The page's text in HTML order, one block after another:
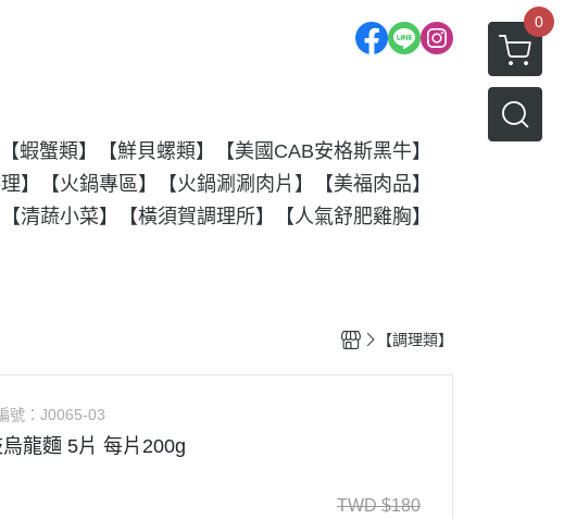
0
【蝦蟹類】 【鮮貝螺類】
【美國CAB安格斯黑牛】
】 【火鍋專區】 【火鍋涮涮肉片】
【美福肉品】
【清蔬小菜】 【橫須賀調理所】 【人氣舒肥雞胸】
【調理類】
號：J0065-03
龍麵 5片 每片200g
TWD $180